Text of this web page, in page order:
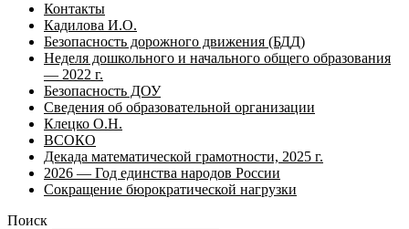
Контакты
Кадилова И.О.
Безопасность дорожного движения (БДД)
Неделя дошкольного и начального общего образования
— 2022 г.
Безопасность ДОУ
Сведения об образовательной организации
Клецко О.Н.
ВСОКО
Декада математической грамотности, 2025 г.
2026 — Год единства народов России
Сокращение бюрократической нагрузки
Поиск